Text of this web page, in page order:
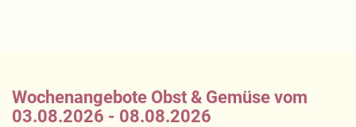
Wochenangebote Obst & Gemüse vom
03.08.2026 - 08.08.2026